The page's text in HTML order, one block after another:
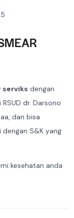
serviks dengan
dr. Darsono
dan bisa
dengan S&K yang
kesehatan anda